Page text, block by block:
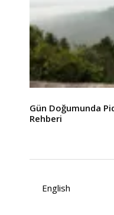
Gün Doğumunda
Rehberi
English